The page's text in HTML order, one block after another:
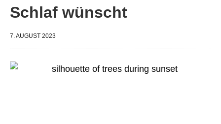
Schlaf wünscht
7. AUGUST 2023